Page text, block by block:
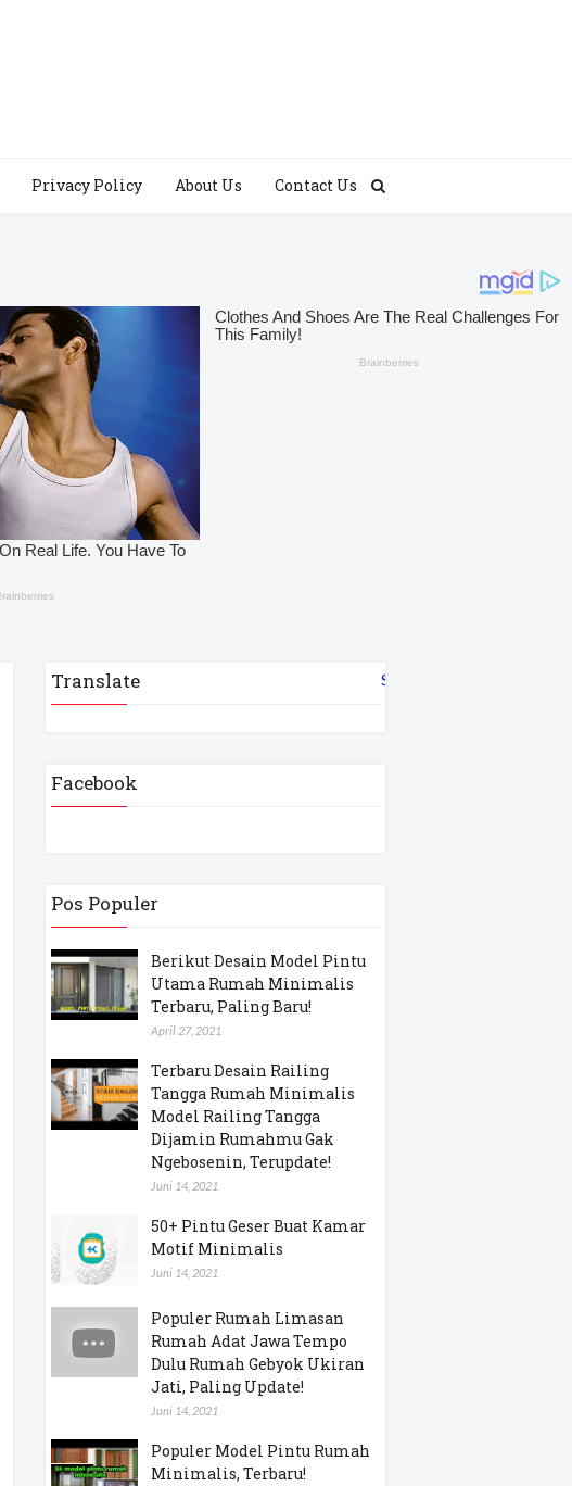
Privacy Policy About Us Contact Us
Translate Select Language
Facebook
Pos Populer
Berikut Desain Model Pintu
Utama Rumah Minimalis
Terbaru, Paling Baru!
April 27, 2021
Terbaru Desain Railing
Tangga Rumah Minimalis
Model Railing Tangga
Dijamin Rumahmu Gak
Ngebosenin, Terupdate!
Juni 14, 2021
50+ Pintu Geser Buat Kamar
Motif Minimalis
Juni 14, 2021
Populer Rumah Limasan
Rumah Adat Jawa Tempo
Dulu Rumah Gebyok Ukiran
Jati, Paling Update!
Juni 14, 2021
Populer Model Pintu Rumah
Minimalis, Terbaru!